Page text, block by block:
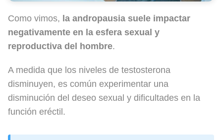
Como vimos, la andropausia suele impactar
negativamente en la esfera sexual y
reproductiva del hombre.
A medida que los niveles de testosterona
disminuyen, es común experimentar una
disminución del deseo sexual y dificultades en la
función eréctil.